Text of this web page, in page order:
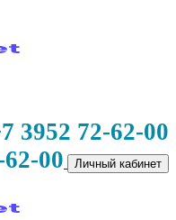
3952 72-62-00
00
Личный кабинет